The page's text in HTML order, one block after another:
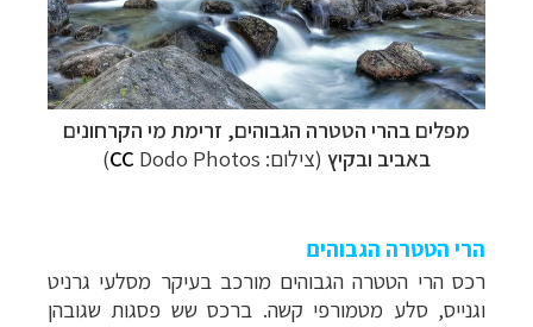
מפלים בהרי הטטרה הגבוהים, זרימת מי הקרחונים
באביב ובקיץ (צילום: CC Dodo Photos
)
הרי הטטרה הגבוהים
רכס הרי הטטרה הגבוהים מורכב בעיקר מסלעי גרניט
וגנייס, סלע מטמורפי קשה. ברכס שש פסגות שגובהן